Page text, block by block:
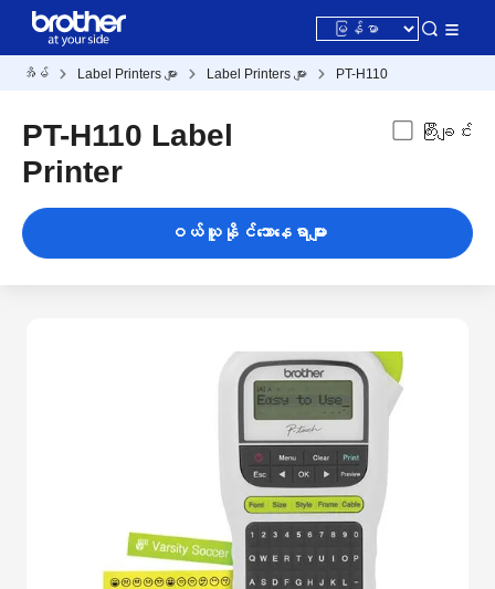
အိမ် Label Printers များ Label Printers များ PT-H110
PT-H110 Label
Printer
ကြီးချင်း
ဝယ်ယူနိုင်သောနေရာများ